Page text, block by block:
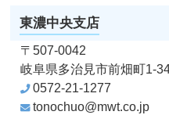
東濃中央支店
〒507-0042
岐阜県多治見市前畑町1-
0572-21-1277
tonochuo@mwt.co.jp